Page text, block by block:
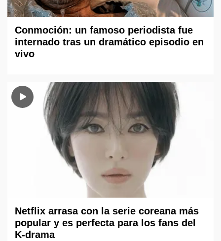
Conmoción: un famoso periodista fue
internado tras un dramático episodio en
vivo
Netflix arrasa con la serie coreana más
popular y es perfecta para los fans del
K-drama